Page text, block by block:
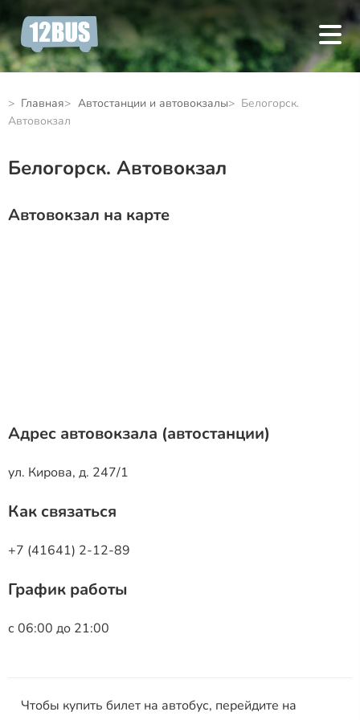
Главная Автостанции и автовокзалы
Белогорск.
Автовокзал
Белогорск. Автовокзал
Автовокзал на карте
Адрес автовокзала (автостанции)
ул. Кирова, д. 247/1
Как связаться
+7 (41641) 2-12-89
График работы
с 06:00 до 21:00
Чтобы купить билет на автобус, перейдите на